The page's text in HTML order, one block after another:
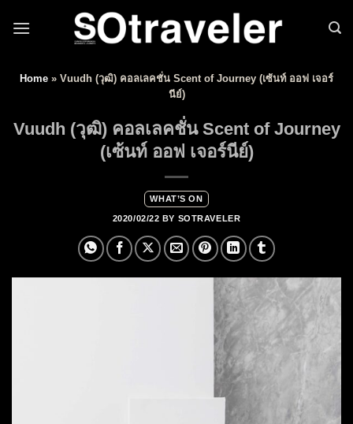
Home » Vuudh (วุฒิ) คอลเลคชั่น Scent of Journey (เซ้นท์ ออฟ เจอร์
นีย์)
Vuudh (วุฒิ) คอลเลคชั่น Scent of Journey
(เซ้นท์ ออฟ เจอร์นีย์)
WHAT’S ON
2020/02/22 BY SOTRAVELER